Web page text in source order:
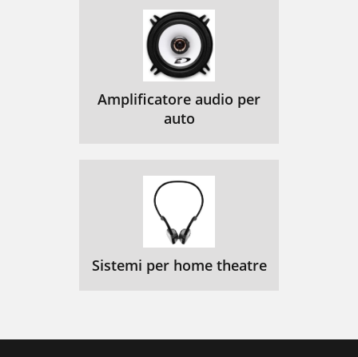
Amplificatore audio per
auto
Sistemi per home theatre